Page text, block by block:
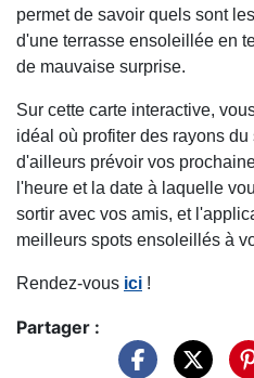
permet de savoir quels sont
d'une terrasse ensoleillée en
de mauvaise surprise.
Sur cette carte interactive,
idéal où profiter des rayons
d'ailleurs prévoir vos
l'heure et la date à laquelle
sortir avec vos amis, et
meilleurs spots ensoleillés à
Rendez-vous ici !
Partager :